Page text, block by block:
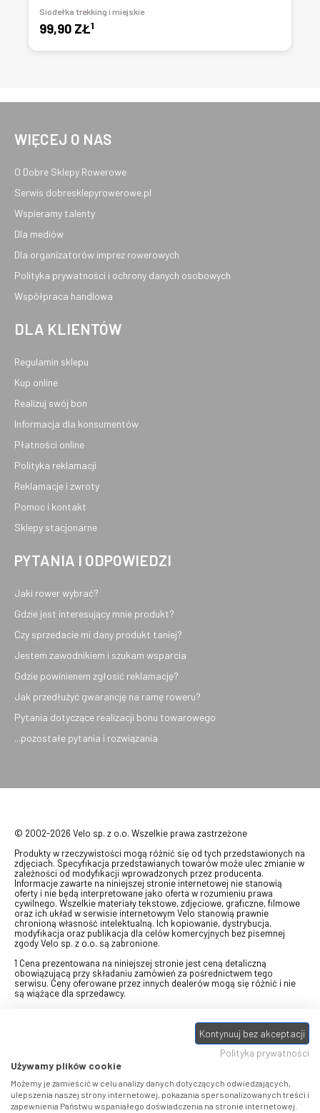
Siodełka trekking i miejskie
99,90 ZŁ1
WIĘCEJ O NAS
O Dobre Sklepy Rowerowe
Serwis dobresklepyrowerowe.pl
Wspieramy talenty
Dla mediów
Dla organizatorów imprez rowerowych
Polityka prywatności i ochrony danych osobowych
Współpraca handlowa
DLA KLIENTÓW
Regulamin sklepu
Kup online
Realizuj swój bon
Informacja dla konsumentów
Płatności online
Polityka reklamacji
Reklamacje i zwroty
Pomoc i kontakt
Sklepy stacjonarne
PYTANIA I ODPOWIEDZI
Jaki rower wybrać?
Gdzie jest interesujący mnie produkt?
Czy sprzedacie mi dany produkt taniej?
Jestem zawodnikiem i szukam wsparcia
Gdzie powinienem zgłosić reklamację?
Jak przedłużyć gwarancję na ramę roweru?
Pytania dotyczące realizacji bonu towarowego
...pozostałe pytania i rozwiązania
© 2002-2026 Velo sp. z o.o. Wszelkie prawa zastrzeżone
Produkty w rzeczywistości mogą różnić się od tych przedstawionych na
zdjęciach. Specyfikacja przedstawianych towarów może ulec zmianie w
zależności od modyfikacji wprowadzonych przez producenta.
Informacje zawarte na niniejszej stronie internetowej nie stanowią
oferty i nie będą interpretowane jako oferta w rozumieniu prawa
cywilnego. Wszelkie materiały tekstowe, zdjęciowe, graficzne, filmowe
oraz ich układ w serwisie internetowym Velo stanowią prawnie
chronioną własność intelektualną. Ich kopiowanie, dystrybucja,
modyfikacja oraz publikacja dla celów komercyjnych bez pisemnej
zgody Velo sp. z o.o. są zabronione.
1 Cena prezentowana na niniejszej stronie jest ceną detaliczną
obowiązującą przy składaniu zamówień za pośrednictwem tego
serwisu. Ceny oferowane przez innych dealerów mogą się różnić i nie
są wiążące dla sprzedawcy.
swój bon" na towary z oferty VELO, aktualnie dostępnej na stronie
, w ramach sprzedaży premiowej. Dowiedz się jak
stronie promocji. Prezentowana wartość
eBonu uwzględnia fakt wyrażenia - w procesie rejestracji w Panelu
klienta- zgody na otrzymywanie drogą mailową informacji handlowo-
marketingowe, np. newsletter rowerowy. W przypadku braku zgody
wartość eBonu zostanie obniżona o 10 zł.
Kontynuuj bez akceptacji
Polityka prywatności
Używamy plików cookie
Możemy je zamieścić w celu analizy danych dotyczących odwiedzających,
ulepszenia naszej strony internetowej, pokazania spersonalizowanych treści i
zapewnienia Państwu wspaniałego doświadczenia na stronie internetowej.